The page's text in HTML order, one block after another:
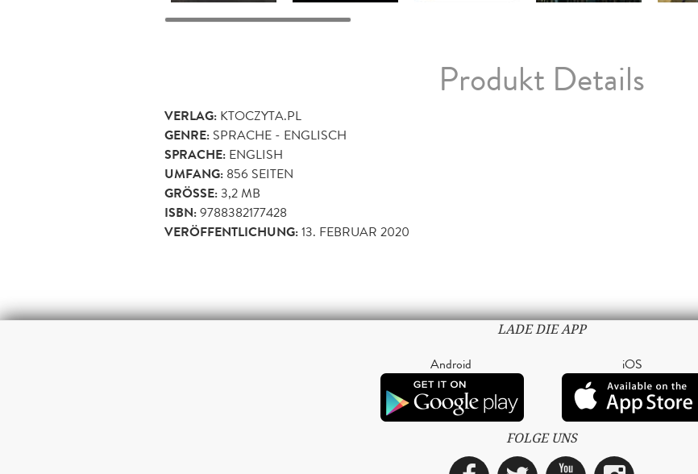
Produkt Details
VERLAG: KTOCZYTA.PL
GENRE: SPRACHE - ENGLISCH
SPRACHE: ENGLISH
UMFANG: 856 SEITEN
GRÖSSE: 3,2 MB
ISBN:9788382177428
VERÖFFENTLICHUNG:13. FEBRUAR 2020
LADE DIE APP
Android iOS
FOLGE UNS